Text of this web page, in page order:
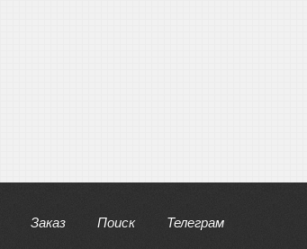
Заказ Поиск Телеграм